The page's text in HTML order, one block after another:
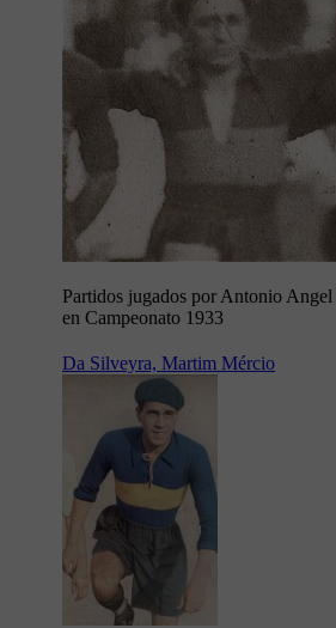
Partidos jugados por Antonio
en Campeonato 1933
Da Silveyra, Martim Mércio